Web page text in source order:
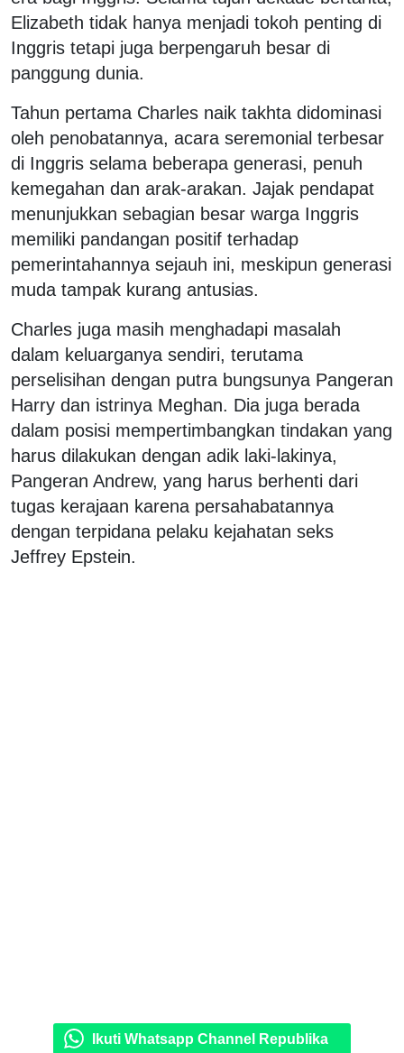
Elizabeth tidak hanya menjadi tokoh penting di
Inggris tetapi juga berpengaruh besar di
panggung dunia.
Tahun pertama Charles naik takhta didominasi
oleh penobatannya, acara seremonial terbesar
di Inggris selama beberapa generasi, penuh
kemegahan dan arak-arakan. Jajak pendapat
menunjukkan sebagian besar warga Inggris
memiliki pandangan positif terhadap
pemerintahannya sejauh ini, meskipun generasi
muda tampak kurang antusias.
Charles juga masih menghadapi masalah
dalam keluarganya sendiri, terutama
perselisihan dengan putra bungsunya Pangeran
Harry dan istrinya Meghan. Dia juga berada
dalam posisi mempertimbangkan tindakan yang
harus dilakukan dengan adik laki-lakinya,
Pangeran Andrew, yang harus berhenti dari
tugas kerajaan karena persahabatannya
dengan terpidana pelaku kejahatan seks
Jeffrey Epstein.
Ikuti Whatsapp Channel Republika